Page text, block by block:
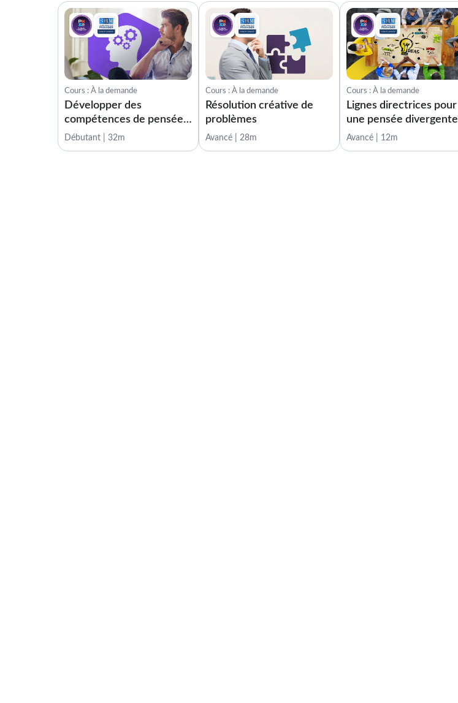
Cours : À la demande
Développer des
compétences de pensée
critique
Débutant | 32m
Cours : À la demande
Résolution créative de
problèmes
Avancé | 28m
Cours : À la demande
Lignes directrices pour
une pensée divergente
Avancé | 12m